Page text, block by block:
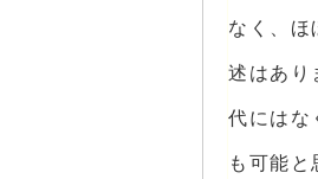
なく、ほ
述はあり
代にはな
も可能と